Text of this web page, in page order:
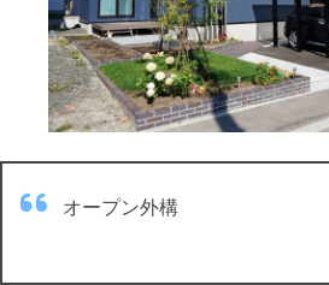
オープン外構